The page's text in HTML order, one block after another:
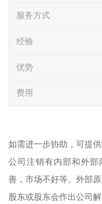
服务方式
经验
优势
费用
如需进一步协助，可提
公司注销有内部和外
善，市场不好等。外部
股东或股东会作出公司解